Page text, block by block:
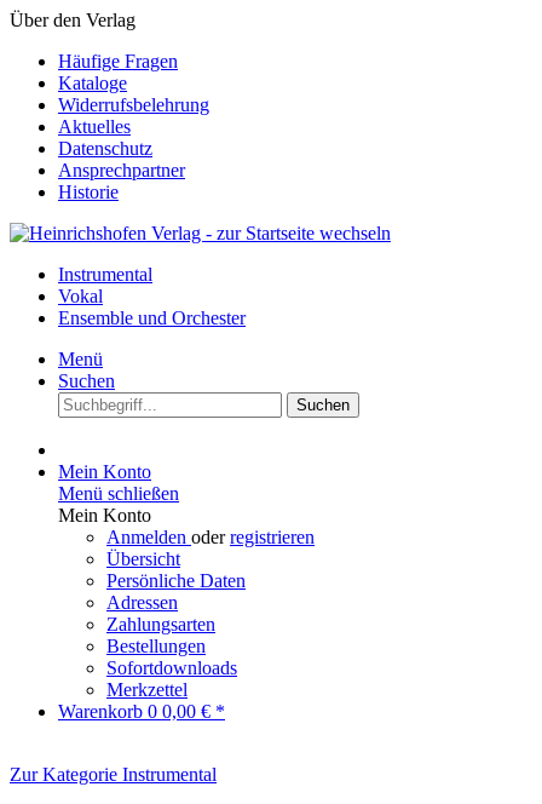
Über den Verlag
Häufige Fragen
Kataloge
Widerrufsbelehrung
Aktuelles
Datenschutz
Ansprechpartner
Historie
Instrumental
Vokal
Ensemble und Orchester
Menü
Suchen
Suchen
Mein Konto
Menü schließen
Mein Konto
Anmelden oderregistrieren
Übersicht
Persönliche Daten
Adressen
Zahlungsarten
Bestellungen
Sofortdownloads
Merkzettel
Warenkorb 0 0,00 € *
Zur Kategorie Instrumental